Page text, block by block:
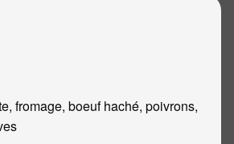
fromage, boeuf haché, poivrons,